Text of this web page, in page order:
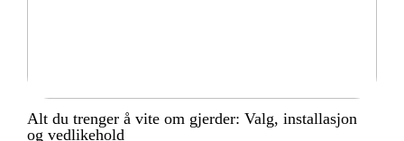
Alt du trenger å vite om gjerder: Valg, installasjon
og vedlikehold